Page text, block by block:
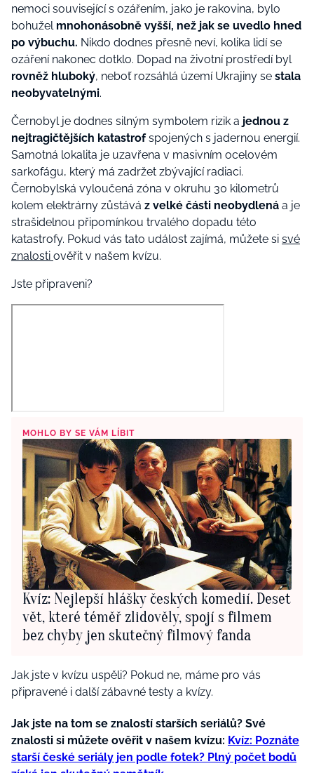
nemoci související s ozářením, jako je rakovina, bylo
bohužel mnohonásobně vyšší, než jak se uvedlo hned
po výbuchu. Nikdo dodnes přesně neví, kolika lidí se
ozáření nakonec dotklo. Dopad na životní prostředí byl
rovněž hluboký, neboť rozsáhlá území Ukrajiny se stala
neobyvatelnými.
Černobyl je dodnes silným symbolem rizik a jednou z
nejtragičtějších katastrofspojených s jadernou energií.
Samotná lokalita je uzavřena v masivním ocelovém
sarkofágu, který má zadržet zbývající radiaci.
Černobylská vyloučená zóna v okruhu 30 kilometrů
kolem elektrárny zůstává z velké části neobydlená a je
strašidelnou připomínkou trvalého dopadu této
katastrofy. Pokud vás tato událost zajímá, můžete si své
znalosti ověřit v našem kvízu.
Jste připraveni?
MOHLO BY SE VÁM LÍBIT
Kvíz: Nejlepší hlášky českých komedií. Deset
vět, které téměř zlidověly, spojí s filmem
bez chyby jen skutečný filmový fanda
Jak jste v kvízu uspěli? Pokud ne, máme pro vás
připravené i další zábavné testy a kvízy.
Jak jste na tom se znalostí starších seriálů? Své
znalosti si můžete ověřit v našem kvízu: Kvíz: Poznáte
starší české seriály jen podle fotek? Plný počet bodů